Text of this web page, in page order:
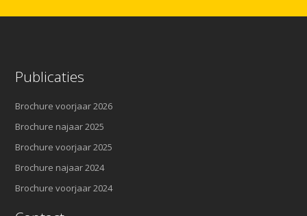
Publicaties
Brochure voorjaar 2026
Brochure najaar 2025
Brochure voorjaar 2025
Brochure najaar 2024
Brochure voorjaar 2024